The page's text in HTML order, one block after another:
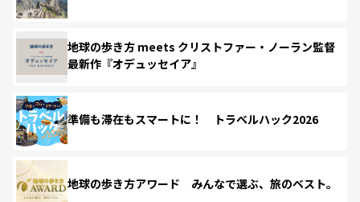
地球の歩き方 meets クリストファー・ノーラン監督
最新作『オデュッセイア』
準備も滞在もスマートに！ トラベルハック2026
地球の歩き方アワード みんなで選ぶ、旅のベスト。